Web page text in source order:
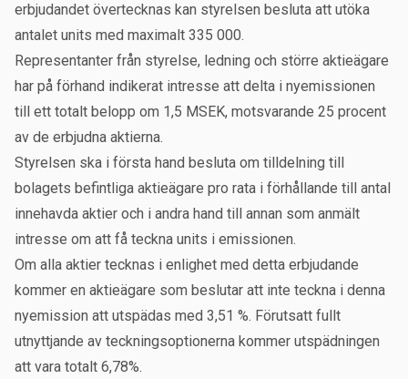
erbjudandet övertecknas kan styrelsen besluta att utöka
antalet units med maximalt 335 000.
Representanter från styrelse, ledning och större aktieägare
har på förhand indikerat intresse att delta i nyemissionen
till ett totalt belopp om 1,5 MSEK, motsvarande 25 procent
av de erbjudna aktierna.
Styrelsen ska i första hand besluta om tilldelning till
bolagets befintliga aktieägare pro rata i förhållande till antal
innehavda aktier och i andra hand till annan som anmält
intresse om att få teckna units i emissionen.
Om alla aktier tecknas i enlighet med detta erbjudande
kommer en aktieägare som beslutar att inte teckna i denna
nyemission att utspädas med 3,51 %. Förutsatt fullt
utnyttjande av teckningsoptionerna kommer utspädningen
att vara totalt 6,78%.